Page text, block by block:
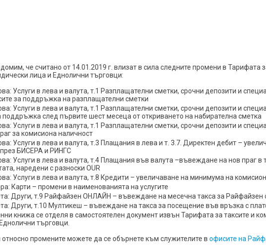
че считано от 14.01.2019 г. влизат в сила следните промени в Тарифата
лица и Еднолични търговци:
Услуги в лева и валута, т.1 Разплащателни сметки, срочни депозити и
за поддръжка на разплащателни сметки
Услуги в лева и валута, т.1 Разплащателни сметки, срочни депозити и
след първите шест месеца от откриването на набирателна сметка
Услуги в лева и валута, т.1 Разплащателни сметки, срочни депозити и
за комисиона наличност
Услуги в лева и валута, т.3 Плащания в лева и т. 3.7. Директен дебит –
БИСЕРА и РИНГС
Услуги в лева и валута, т.4 Плащания във валута –въвеждане на нов праг в
наредени с разноски OUR
Услуги в лева и валута, т.8 Кредити – увеличаване на минимума на
Карти – промени в наименованията на услугите
Други, т.9 Райфайзен ОНЛАЙН – въвеждане на месечна такса за Райфайзен
Други, т.10 Мултикеш – въвеждане на такса за посещение във връзка с
книжа се отделя в самостоятелен документ извън Тарифата за таксите и
търговци.
промените можете да се обърнете към служителите в офисите на